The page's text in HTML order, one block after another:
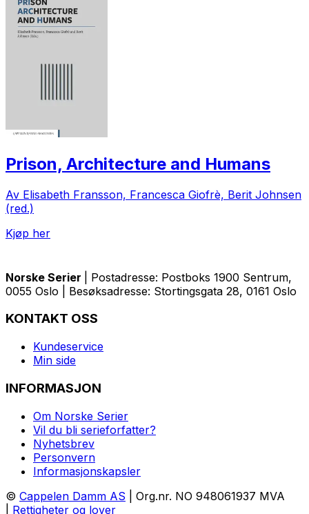
Prison, Architecture and Humans
Av Elisabeth Fransson, Francesca Giofrè, Berit Johnsen
(red.)
Kjøp her
Norske Serier
| Postadresse: Postboks 1900 Sentrum,
0055 Oslo | Besøksadresse: Stortingsgata 28, 0161 Oslo
KONTAKT OSS
Kundeservice
Min side
INFORMASJON
Om Norske Serier
Vil du bli serieforfatter?
Nyhetsbrev
Personvern
Informasjonskapsler
© Cappelen Damm AS | Org.nr. NO 948061937 MVA
Rettigheter og lover